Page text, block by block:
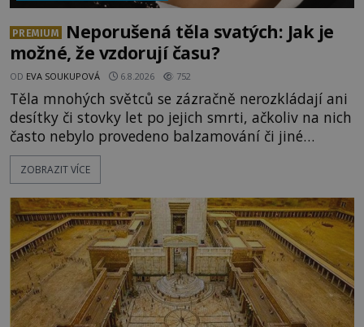
PREMIUM
Neporušená těla svatých: Jak je
možné, že vzdorují času?
OD EVA SOUKUPOVÁ 6.8.2026 752
Těla mnohých světců se zázračně nerozkládají ani
desítky či stovky let po jejich smrti, ačkoliv na nich
často nebylo provedeno balzamování či jiné
pokusy o konzervaci. Neporušené ostatky bývají
považovány za důkaz svatosti zemřelých. Jaké
osobností ochraňují? Na hřbitově u kláštera
Milosrdných
ZOBRAZIT VÍCE